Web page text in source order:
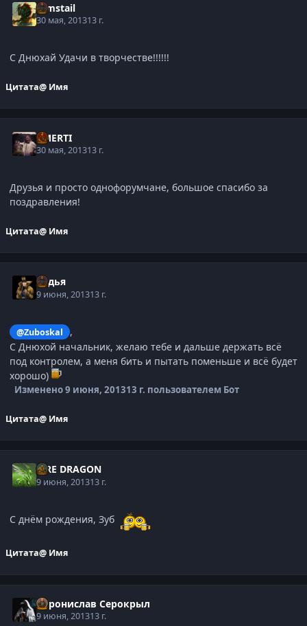
Gimstail
30 мая, 201313 г.
С Днюхай Удачи в творчестве!!!!!!
Цитата@ Имя
CMERTI
30 мая, 201313 г.
Друзья и просто однофорумчане, большое спасибо за
поздравления!
Цитата@ Имя
Судья
9 июня, 201313 г.
@Zuboskal
,
С Днюхой начальник, желаю тебе и дальше держать всё
под контролем, а меня бить и пытать поменьше и всё будет
хорошо)
Изменено9 июня, 201313 г. пользователем Бот
Цитата@ Имя
FIRE DRAGON
9 июня, 201313 г.
С днём рождения, Зуб
Цитата@ Имя
Воронислав Серокрыл
9 июня, 201313 г.